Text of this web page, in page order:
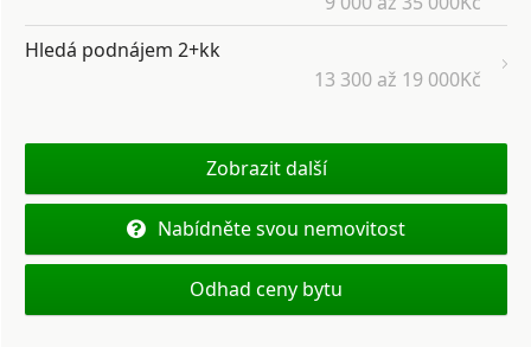
Hledá podnájem 2+kk
13 300 až 19 000Kč
Zobrazit další
Nabídněte svou nemovitost
Odhad ceny bytu